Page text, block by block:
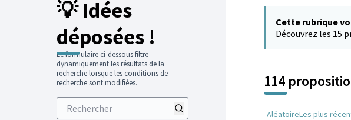
💡 Idées
déposées !
Le formulaire ci-dessous filtre
dynamiquement les résultats de la
recherche lorsque les conditions de
recherche sont modifiées.
Cette rubrique
Découvrez les 15
114
AléatoireLes plus